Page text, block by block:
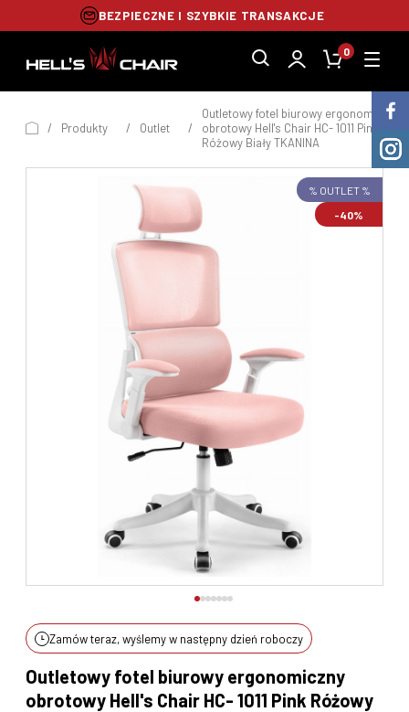
BEZPIECZNE I SZYBKIE TRANSAKCJE
0
/ Produkty / Outlet /
Outletowy fotel biurowy ergonomiczny
obrotowy Hell's Chair HC- 1011 Pink
Różowy Biały TKANINA
-40%
% OUTLET %
Zamów teraz, wyślemy w następny dzień roboczy
Outletowy fotel biurowy ergonomiczny
obrotowy Hell's Chair HC- 1011 Pink Różowy